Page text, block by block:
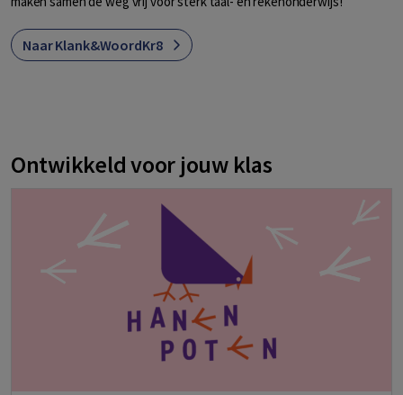
Naar Klank&WoordKr8
Ontwikkeld voor jouw klas